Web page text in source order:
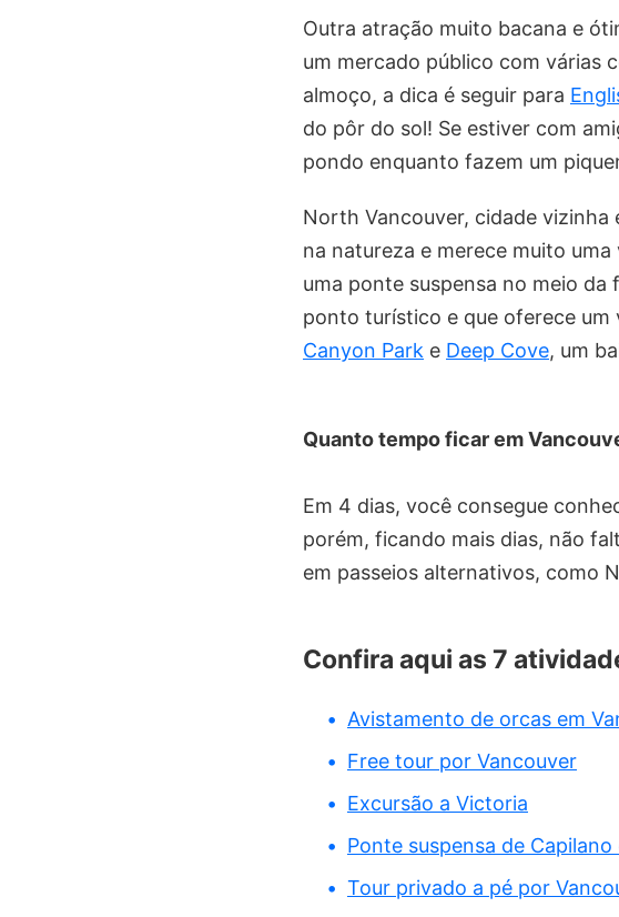
Outra atração muito bacana e
um mercado público com várias
almoço, a dica é seguir para
do pôr do sol! Se estiver com
pondo enquanto fazem um
North Vancouver, cidade vizinha
na natureza e merece muito
uma ponte suspensa no meio da
ponto turístico e que oferece um
Canyon Park e Deep Cove, um
Quanto tempo ficar em
Em 4 dias, você consegue
porém, ficando mais dias, não
em passeios alternativos, como
Confira aqui as 7
Avistamento de orcas em
Free tour por Vancouver
Excursão a Victoria
Ponte suspensa de
Tour privado a pé por